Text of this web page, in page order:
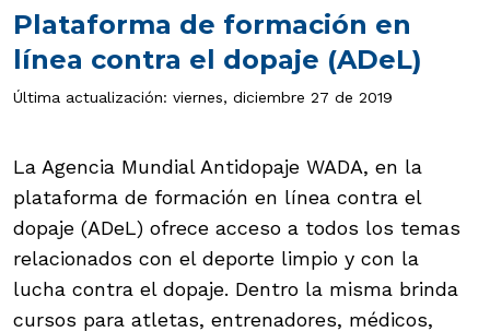
Plataforma de formación en
línea contra el dopaje (ADeL)
Última actualización: viernes, diciembre 27 de 2019
La Agencia Mundial Antidopaje WADA, en la
plataforma de formación en línea contra el
dopaje (ADeL) ofrece acceso a todos los temas
relacionados con el deporte limpio y con la
lucha contra el dopaje. Dentro la misma brinda
cursos para atletas, entrenadores, médicos,